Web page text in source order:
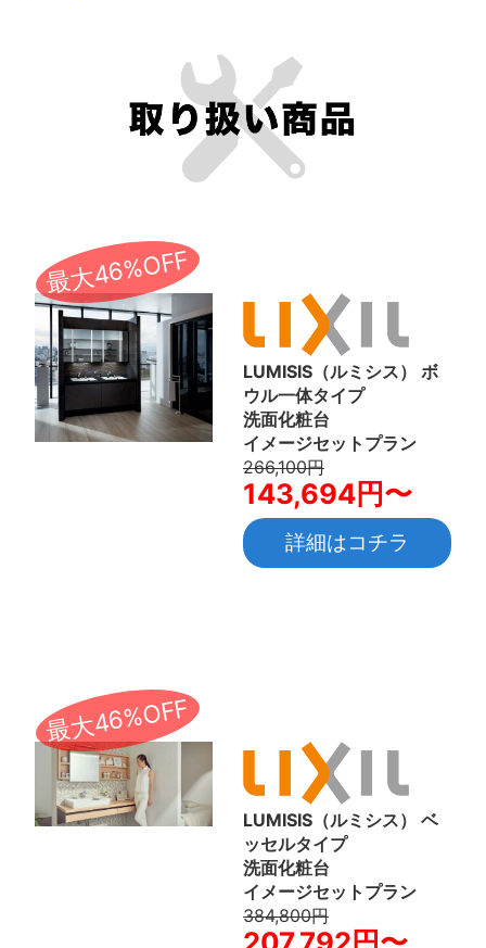
最大46%OFF
LUMISIS（ルミシス） ボ
ウル一体タイプ
洗面化粧台
イメージセットプラン
266,100円
143,694円〜
詳細はコチラ
最大46%OFF
LUMISIS（ルミシス） ベ
ッセルタイプ
洗面化粧台
イメージセットプラン
384,800円